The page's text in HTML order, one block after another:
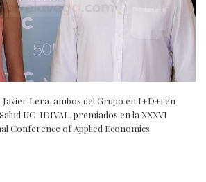
Lera, ambos del Grupo en I+D+i en
UC-IDIVAL, premiados en la XXXVI
Conference of Applied Economics